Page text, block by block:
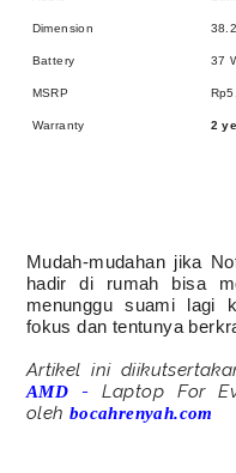
Dimension
Battery 37
MSRP
Warranty 2
(Sumber
Mudah-mudahan jika
hadir di rumah bisa
menunggu suami lagi
fokus dan tentunya
Artikel ini
AMD
- Laptop For
oleh bocahrenyah.com